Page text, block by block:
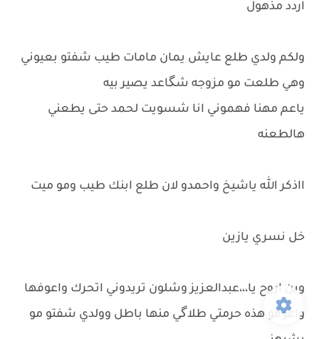
اردد مذهول
ولكم ولدي طلع عايش يمان مامات طيب شفتو بعيوني
وهي طلعت مو مزوجه شگاعد يصير بيه
ياعم مهنا فهموني انا شسويت لحمد حتى يطعني
هالطعنه
ااذكر الله ياشيخ واحمدو لان طلع ابنك طيب ومو ميت
خل نسري يازين
وين اروح يا،،،عبدالعزيز وشلون تريدوني اتحرك واعوفها
واعوفو هذه حرمتي طلاگي منها باطل وولدي شفتو مو